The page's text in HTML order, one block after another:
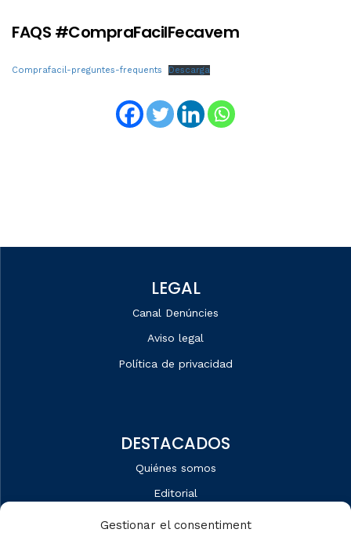
Gestionar el consentiment
FAQS #CompraFacilFecavem
Comprafacil-preguntes-frequents Descarga
LEGAL
Canal Denúncies
Aviso legal
Política de privacidad
DESTACADOS
Quiénes somos
Editorial
Datos de mercado